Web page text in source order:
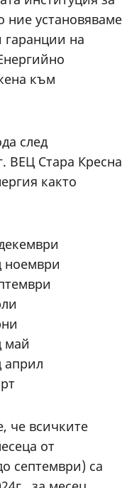
ние установяваме
гаранции на
към
след
ВЕЦ Стара Кресна
както
ноември
май
април
че всичките
от
септември) са